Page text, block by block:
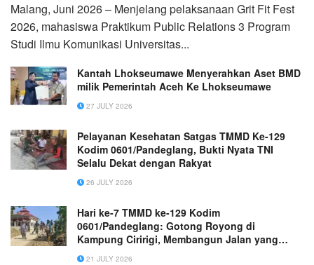
Malang, Juni 2026 – Menjelang pelaksanaan Grit Fit Fest
2026, mahasiswa Praktikum Public Relations 3 Program
Studi Ilmu Komunikasi Universitas...
Kantah Lhokseumawe Menyerahkan Aset BMD
milik Pemerintah Aceh Ke Lhokseumawe
27 JULY 2026
Pelayanan Kesehatan Satgas TMMD Ke-129
Kodim 0601/Pandeglang, Bukti Nyata TNI
Selalu Dekat dengan Rakyat
26 JULY 2026
Hari ke-7 TMMD ke-129 Kodim
0601/Pandeglang: Gotong Royong di
Kampung Ciririgi, Membangun Jalan yang
Menyatukan Harapan Warga
21 JULY 2026